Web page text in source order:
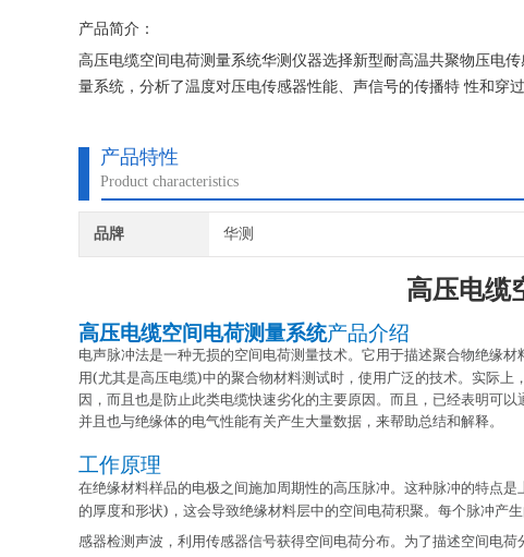
产品简介：
高压电缆空间电荷测量系统华测仪器选择新型耐高温共聚物压电
量系统，分析了温度对压电传感器性能、声信号的传播特 性和穿
产品特性
Product characteristics
品牌 华测
高压电缆
高压电缆空间电荷测量系统产品介绍
电声脉冲法是一种无损的空间电荷测量技术。它用于描述聚合物绝缘
用(尤其是高压电缆)中的聚合物材料测试时，使用广泛的技术。实际
因，而且也是防止此类电缆快速劣化的主要原因。而且，已经表明可
并且也与绝缘体的电气性能有关产生大量数据，来帮助总结和解释。
工作原理
在绝缘材料样品的电极之间施加周期性的高压脉冲。这种脉冲的特点
的厚度和形状) ，这会导致绝缘材料层中的空间电荷积聚。每个脉冲产
感器检测声波，利用传感器信号获得空间电荷分布。为了描述空间电